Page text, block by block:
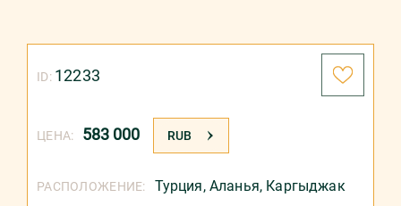
ЦЕНА: 583 000 RUB
ID: 12233
РАСПОЛОЖЕНИЕ: Турция, Аланья, Каргыджак